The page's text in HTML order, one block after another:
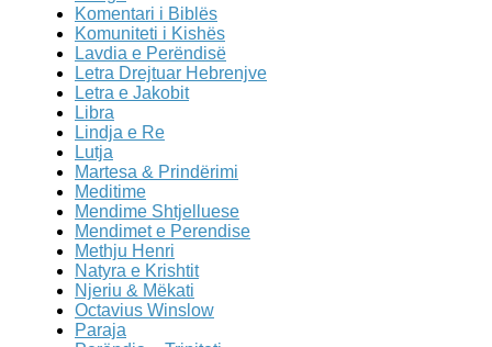
Komentari i Biblës
Komuniteti i Kishës
Lavdia e Perëndisë
Letra Drejtuar Hebrenjve
Letra e Jakobit
Libra
Lindja e Re
Lutja
Martesa & Prindërimi
Meditime
Mendime Shtjelluese
Mendimet e Perendise
Methju Henri
Natyra e Krishtit
Njeriu & Mëkati
Octavius Winslow
Paraja